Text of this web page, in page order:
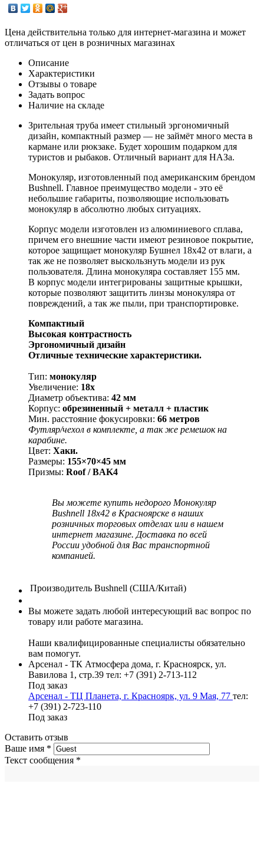
Цена действительна только для интернет-магазина и может
отличаться от цен в розничных магазинах
Описание
Характеристики
Отзывы о товаре
Задать вопрос
Наличие на складе
Зрительная труба имеет стильный эргономичный
дизайн, компактный размер — не займёт много места в
кармане или рюкзаке. Будет хорошим подарком для
туристов и рыбаков. Отличный вариант для НАЗа.
Монокуляр, изготовленный под американским брендом
Bushnell. Главное преимущество модели - это её
небольшие габариты, позволяющие использовать
монокуляр в абсолютно любых ситуациях.
Корпус модели изготовлен из алюминиевого сплава,
причем его внешние части имеют резиновое покрытие,
которое защищает монокуляр Бушнел 18х42 от влаги, а
так же не позволяет выскользнуть модели из рук
пользователя. Длина монокуляра составляет 155 мм.
В корпус модели интегрированы защитные крышки,
которые позволяют защитить линзы монокуляра от
повреждений, а так же пыли, при транспортировке.
Компактный
Высокая контрастность
Эргономичный дизайн
Отличные технические характеристики.
Тип: монокуляр
Увеличение: 18x
Диаметр объектива: 42 мм
Корпус: обрезиненный + металл + пластик
Мин. расстояние фокусировки: 66 метров
Футляр/чехол в комплекте, а так же ремешок на
карабине.
Цвет: Хаки.
Размеры: 155×70×45 мм
Призмы: Roof / BAK4
Вы можете купить недорого Монокуляр
Bushnell 18х42 в Красноярске в наших
розничных торговых отделах или в нашем
интернет магазине. Доставка по всей
России удобной для Вас транспортной
компанией.
Производитель Bushnell (США/Китай)
Вы можете задать любой интересующий вас вопрос по
товару или работе магазина.
Наши квалифицированные специалисты обязательно
вам помогут.
Арсенал - ТК Атмосфера дома, г. Красноярск, ул.
Вавилова 1, стр.39 тел: +7 (391) 2-713-112
Под заказ
Арсенал - ТЦ Планета, г. Красноярк, ул. 9 Мая, 77 тел:
+7 (391) 2-723-110
Под заказ
Оставить отзыв
Ваше имя *
Текст сообщения *